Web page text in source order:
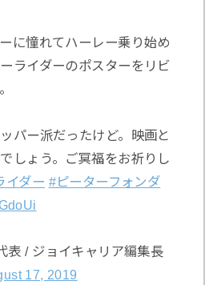
に憧れてハーレー乗り始め
ライダーのポスターをリビ
パー派だったけど。映画と
しょう。ご冥福をお祈りし
イダー #ピーターフォンダ
表 / ジョイキャリア編集長
17, 2019